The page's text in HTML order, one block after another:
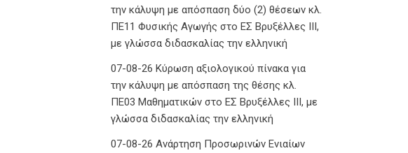
την κάλυψη με απόσπαση δύο (2) θέσεων κλ.
ΠΕ11 Φυσικής Αγωγής στο ΕΣ Βρυξέλλες ΙΙΙ,
με γλώσσα διδασκαλίας την ελληνική
07-08-26 Κύρωση αξιολογικού πίνακα για
την κάλυψη με απόσπαση της θέσης κλ.
ΠΕ03 Μαθηματικών στο ΕΣ Βρυξέλλες ΙΙΙ, με
γλώσσα διδασκαλίας την ελληνική
07-08-26 Ανάρτηση Προσωρινών Ενιαίων